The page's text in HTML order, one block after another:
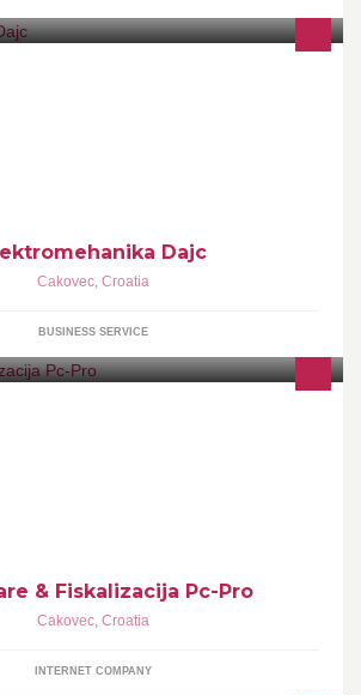
Dajc
Cakovec, Croatia
BUSINESS SERVICE
& Fiskalizacija Pc-Pro
Cakovec, Croatia
INTERNET COMPANY